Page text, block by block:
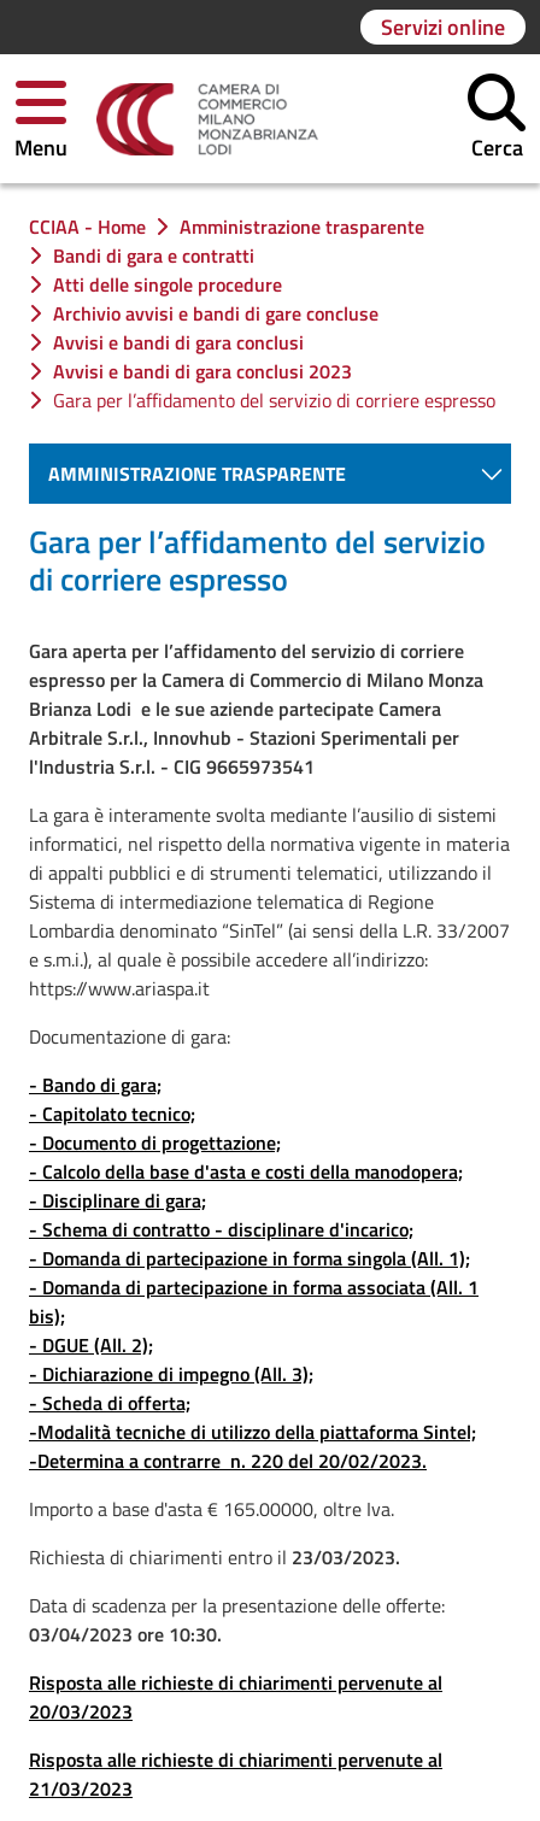
Servizi online
Menu Cerca
Ti trovi in:
CCIAA - Home
Amministrazione trasparente
Bandi di gara e contratti
Atti delle singole procedure
Archivio avvisi e bandi di gare concluse
Avvisi e bandi di gara conclusi
Avvisi e bandi di gara conclusi 2023
Gara per l’affidamento del servizio di corriere espresso
AMMINISTRAZIONE TRASPARENTE
Gara per l’affidamento del servizio
di corriere espresso
Gara aperta per l’affidamento del servizio di corriere
espresso per la Camera di Commercio di Milano Monza
Brianza Lodi e le sue aziende partecipate Camera
Arbitrale S.r.l., Innovhub - Stazioni Sperimentali per
l'Industria S.r.l. - CIG 9665973541
La gara è interamente svolta mediante l’ausilio di sistemi
informatici, nel rispetto della normativa vigente in materia
di appalti pubblici e di strumenti telematici, utilizzando il
Sistema di intermediazione telematica di Regione
Lombardia denominato “SinTel” (ai sensi della L.R. 33/2007
e s.m.i.), al quale è possibile accedere all’indirizzo:
https://www.ariaspa.it
Documentazione di gara:
- Bando di gara;
- Capitolato tecnico;
- Documento di progettazione;
- Calcolo della base d'asta e costi della manodopera;
- Disciplinare di gara;
- Schema di contratto - disciplinare d'incarico;
- Domanda di partecipazione in forma singola (All. 1);
- Domanda di partecipazione in forma associata (All. 1
bis);
- DGUE (All. 2);
- Dichiarazione di impegno (All. 3);
- Scheda di offerta;
-Modalità tecniche di utilizzo della piattaforma Sintel;
-Determina a contrarre n. 220 del 20/02/2023.
Importo a base d'asta € 165.00000, oltre Iva.
Richiesta di chiarimenti entro il 23/03/2023.
Data di scadenza per la presentazione delle offerte:
03/04/2023 ore 10:30.
Risposta alle richieste di chiarimenti pervenute al
20/03/2023
Risposta alle richieste di chiarimenti pervenute al
21/03/2023